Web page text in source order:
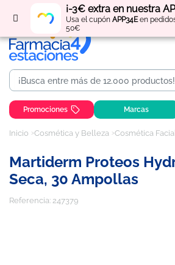
¡-3€ extra en nuestra
Usa el cupón APP34Een
50€
Regístratey obténpuntos
Promociones Marcas
Inicio Cosmética y Belleza Cosmética
Martiderm Proteos
Seca, 30 Ampollas
Referencia: 247379